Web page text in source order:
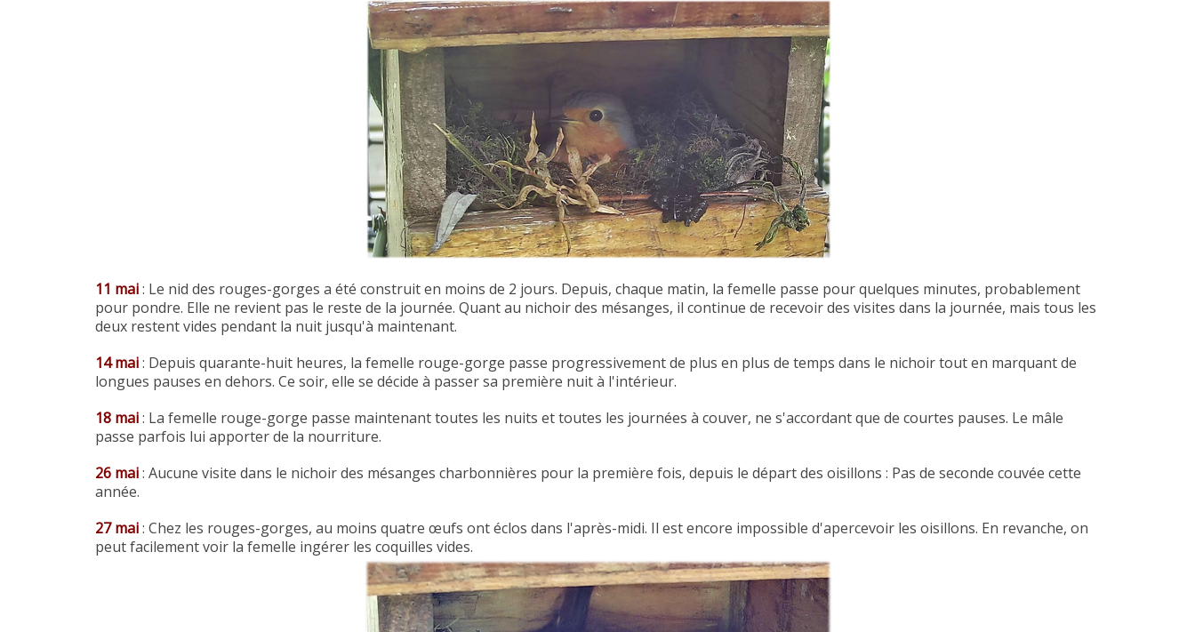
11 mai: Le nid des rouges-gorges a été construit en moins de 2 jours. Depuis, chaque matin, la femelle passe pour quelques minutes, probablement
pour pondre. Elle ne revient pas le reste de la journée. Quant au nichoir des mésanges, il continue de recevoir des visites dans la journée, mais tous les
deux restent vides pendant la nuit jusqu'à maintenant.
14 mai: Depuis quarante-huit heures, la femelle rouge-gorge passe progressivement de plus en plus de temps dans le nichoir tout en marquant de
longues pauses en dehors. Ce soir, elle se décide à passer sa première nuit à l'intérieur.
18 mai: La femelle rouge-gorge passe maintenant toutes les nuits et toutes les journées à couver, ne s'accordant que de courtes pauses. Le mâle
passe parfois lui apporter de la nourriture.
26 mai: Aucune visite dans le nichoir des mésanges charbonnières pour la première fois, depuis le départ des oisillons : Pas de seconde couvée cette
année.
27 mai: Chez les rouges-gorges, au moins quatre œufs ont éclos dans l'après-midi. Il est encore impossible d'apercevoir les oisillons. En revanche, on
peut facilement voir la femelle ingérer les coquilles vides.